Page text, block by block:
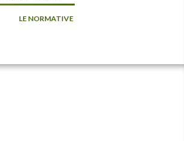
LE NORMATIVE